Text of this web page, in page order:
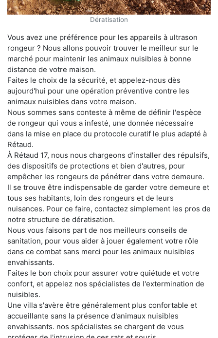
Dératisation
Vous avez une préférence pour les appareils à ultrason
rongeur ? Nous allons pouvoir trouver le meilleur sur le
marché pour maintenir les animaux nuisibles à bonne
distance de votre maison.
Faites le choix de la sécurité, et appelez-nous dès
aujourd'hui pour une opération préventive contre les
animaux nuisibles dans votre maison.
Nous sommes sans conteste à même de définir l'espèce
de rongeur qui vous a infesté, une donnée nécessaire
dans la mise en place du protocole curatif le plus adapté à
Rétaud.
À Rétaud 17, nous nous chargeons d'installer des répulsifs,
des dispositifs de protections et bien d'autres, pour
empêcher les rongeurs de pénétrer dans votre demeure.
Il se trouve être indispensable de garder votre demeure et
tous ses habitants, loin des rongeurs et de leurs
nuisances. Pour ce faire, contactez simplement les pros de
notre structure de dératisation.
Nous vous faisons part de nos meilleurs conseils de
sanitation, pour vous aider à jouer également votre rôle
dans ce combat sans merci pour les animaux nuisibles
envahissants.
Faites le bon choix pour assurer votre quiétude et votre
confort, et appelez nos spécialistes de l'extermination de
nuisibles.
Une villa s'avère être généralement plus confortable et
accueillante sans la présence d'animaux nuisibles
envahissants. nos spécialistes se chargent de vous